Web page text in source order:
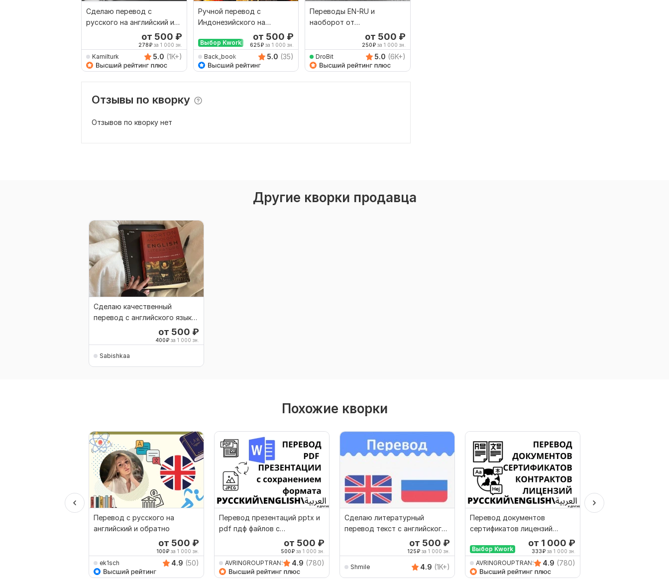
Сделаю перевод с
русского на английский и
от 500 ₽
278₽за 1 000 зн.
Kamilturk 5.0 (1K+)
Ручной перевод с
Индонезийского на
Русский и наоборот
Выбор Kwork
от 500 ₽
625₽ за 1 000 зн.
Back_book 5.0 (35)
Переводы EN-RU и
наоборот от
от 500 ₽
250₽за 1 000 зн.
DroBit 5.0 (6K+)
Отзывы по кворку
Отзывов по кворку нет
Другие кворки продавца
Сделаю качественный
перевод с английского языка
от 500 ₽
400₽ за 1 000 зн.
Sabishkaa
Похожие кворки
Перевод с русского на
английский и обратно
от 500 ₽
100₽ за 1 000 зн.
ek1sch 4.9 (50)
Перевод презентаций pptx и
pdf пдф файлов с
сохранением форматаот 500 ₽
500₽ за 1 000 зн.
AVRINGROUPTRANSLATIO
4.9 (780)
Сделаю литературный
перевод текст с английского
на русский 4000 знаков
от 500 ₽
125₽ за 1 000 зн.
Shmile 4.9 (1K+)
Перевод документов
сертификатов лицензий
контрактов апостилей
document
Выбор Kwork
от 1 000 ₽
333₽ за 1 000 зн.
AVRINGROUPTRANSLATIO
4.9 (780)